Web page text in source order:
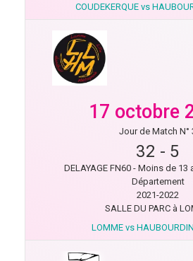
COUDEKERQUE vs
17 octobre
Jour de Match N°
32 - 5
DELAYAGE FN60 - Moins de 13
Département
2021-2022
SALLE DU PARC à
LOMME vs